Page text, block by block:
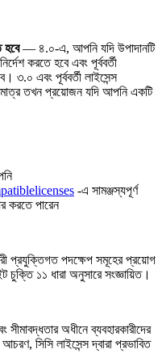
হবে— ৪.০-এ, আপনি যদি উপাদানটি
করতে হবে এবং পূর্ববর্তী
৩.০ এবং পূর্ববর্তী লাইসেন্স
তখন প্রয়োজন যদি আপনি একটি
-এ সামঞ্জস্যপূর্ণ
করতে পারেন
প্রযুক্তিগত পদক্ষেপ সমূহের প্রয়োগ
চুক্তি ১১ ধারা অনুসারে সংজ্ঞায়িত।
অধীনে ব্যবহারকারীদের
সিসি লাইসেন্স দ্বারা প্রভাবিত